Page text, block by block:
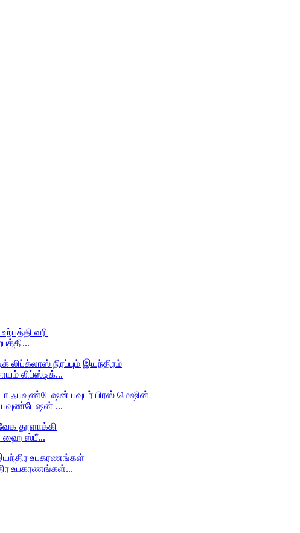
லிப்ஸ்டிக்...
பவுண்டேஷன் ...
ஹை ஸ்பீ...
உபகரணங்கள்...